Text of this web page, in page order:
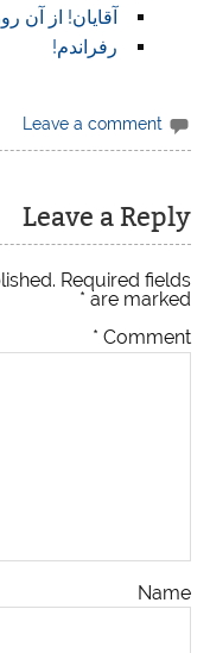
آقایان! از آن
رفراندم!
Leave a comment
Leave a Reply
Required fields
are marked
*
Comment
*
Name